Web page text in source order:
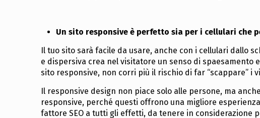
Un sito responsive è perfetto sia per i cellulari che
Il tuo sito sarà facile da usare, anche con i cellulari dallo
e dispersiva crea nel visitatore un senso di
sito responsive, non corri più il rischio di far “scappare” i
Il responsive design non piace solo alle persone, ma
responsive, perché questi offrono una migliore
fattore SEO a tutti gli effetti, da tenere in considerazione